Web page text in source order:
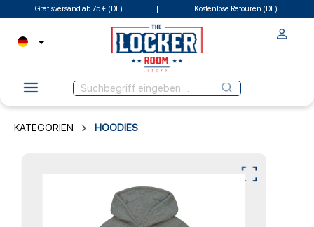
Gratisversand ab 75 € (DE) Kostenlose Retouren (DE)
KATEGORIEN HOODIES